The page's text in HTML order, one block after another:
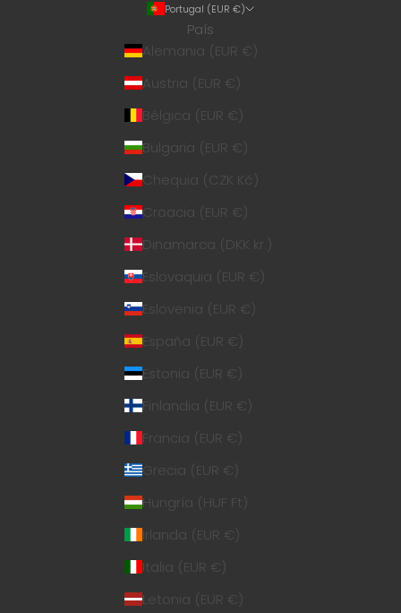
Portugal (EUR €)
País
Alemania (EUR €)
Austria (EUR €)
Bélgica (EUR €)
Bulgaria (EUR €)
Chequia (CZK Kč)
Croacia (EUR €)
Dinamarca (DKK kr.)
Eslovaquia (EUR €)
Eslovenia (EUR €)
España (EUR €)
Estonia (EUR €)
Finlandia (EUR €)
Francia (EUR €)
Grecia (EUR €)
Hungría (HUF Ft)
Irlanda (EUR €)
Italia (EUR €)
Letonia (EUR €)